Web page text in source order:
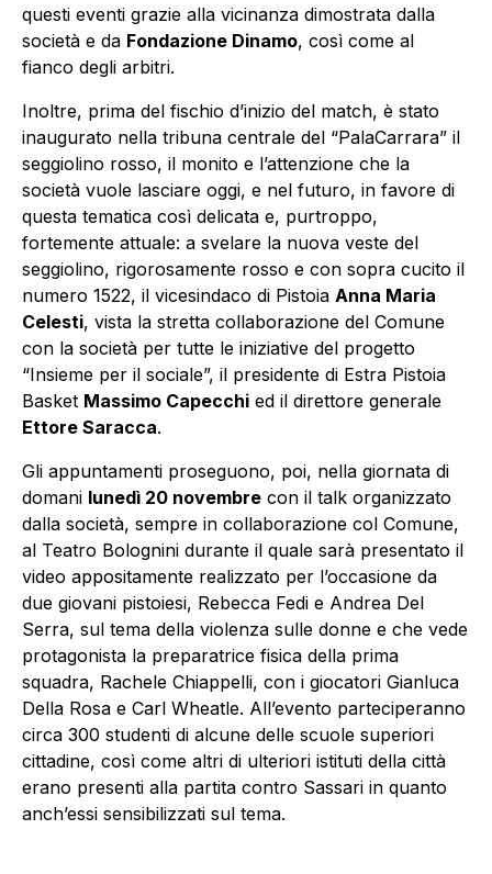
questi eventi grazie alla vicinanza dimostrata dalla
società e da Fondazione Dinamo, così come al
fianco degli arbitri.
Inoltre, prima del fischio d’inizio del match, è stato
inaugurato nella tribuna centrale del “PalaCarrara” il
seggiolino rosso, il monito e l’attenzione che la
società vuole lasciare oggi, e nel futuro, in favore di
questa tematica così delicata e, purtroppo,
fortemente attuale: a svelare la nuova veste del
seggiolino, rigorosamente rosso e con sopra cucito il
numero 1522, il vicesindaco di Pistoia Anna Maria
Celesti, vista la stretta collaborazione del Comune
con la società per tutte le iniziative del progetto
“Insieme per il sociale”, il presidente di Estra Pistoia
Basket Massimo Capecchi ed il direttore generale
Ettore Saracca.
Gli appuntamenti proseguono, poi, nella giornata di
domani lunedì 20 novembre con il talk organizzato
dalla società, sempre in collaborazione col Comune,
al Teatro Bolognini durante il quale sarà presentato il
video appositamente realizzato per l’occasione da
due giovani pistoiesi, Rebecca Fedi e Andrea Del
Serra, sul tema della violenza sulle donne e che vede
protagonista la preparatrice fisica della prima
squadra, Rachele Chiappelli, con i giocatori Gianluca
Della Rosa e Carl Wheatle. All’evento parteciperanno
circa 300 studenti di alcune delle scuole superiori
cittadine, così come altri di ulteriori istituti della città
erano presenti alla partita contro Sassari in quanto
anch’essi sensibilizzati sul tema.